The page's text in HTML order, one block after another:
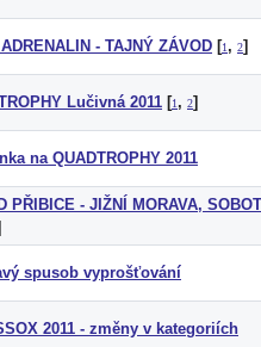
- TAJNÝ ZÁVOD [1 , 2]
Lučivná 2011 [1 , 2]
na QUADTROPHY 2011
PŘIBICE - JIŽNÍ MORAVA,
spusob vyprošťování
2011 - změny v kategoriích